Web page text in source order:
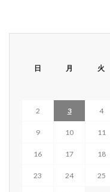
日 月 火
2 3 4
9 10 11
16 17 18
23 24 25